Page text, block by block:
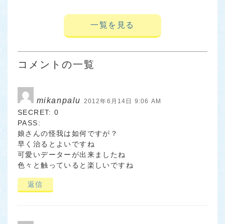
一覧を見る
コメントの一覧
mikanpalu 2012年6月14日 9:06 AM
SECRET: 0
PASS:
娘さんの怪我は如何ですが？
早く治るとよいですね
可愛いデーターが出来ましたね
色々と触っていると楽しいですね
返信